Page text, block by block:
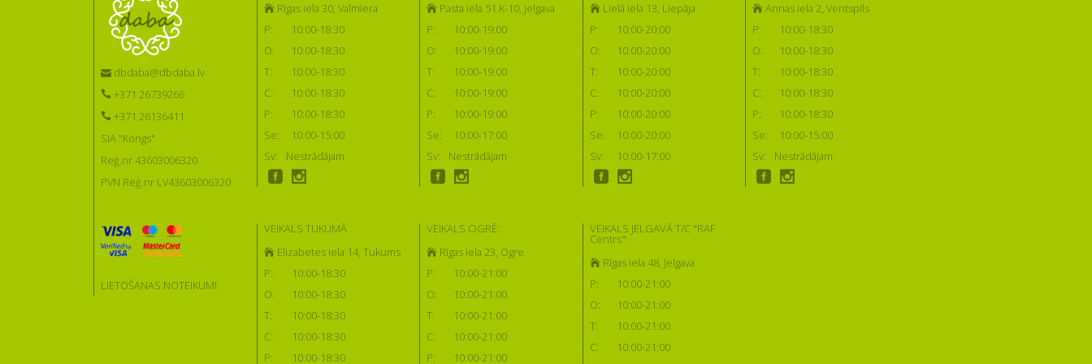
dbdaba@dbdaba.lv
+371 26739266
+371 26136411
SIA "Kongs"
Reģ.nr 43603006320
PVN Reģ.nr LV43603006320
LIETOŠANAS NOTEIKUMI
Rīgas iela 30, Valmiera
P:
10:00-18:30
O:
10:00-18:30
T:
10:00-18:30
C:
10:00-18:30
P:
10:00-18:30
Se:
10:00-15:00
Sv:
Nestrādājam
Pasta iela 51 K-10, Jelgava
P:
10:00-19:00
O:
10:00-19:00
T:
10:00-19:00
C:
10:00-19:00
P:
10:00-19:00
Se:
10:00-17:00
Sv:
Nestrādājam
Lielā iela 13, Liepāja
P:
10:00-20:00
O:
10:00-20:00
T:
10:00-20:00
C:
10:00-20:00
P:
10:00-20:00
Se:
10:00-20:00
Sv:
10:00-17:00
Annas iela 2, Ventspils
P:
10:00-18:30
O:
10:00-18:30
T:
10:00-18:30
C:
10:00-18:30
P:
10:00-18:30
Se:
10:00-15:00
Sv:
Nestrādājam
VEIKALS TUKUMĀ
Elizabetes iela 14, Tukums
P:
10:00-18:30
O:
10:00-18:30
T:
10:00-18:30
C:
10:00-18:30
P:
10:00-18:30
VEIKALS OGRĒ:
Rīgas iela 23, Ogre
P:
10:00-21:00
O:
10:00-21:00
T:
10:00-21:00
C:
10:00-21:00
P:
10:00-21:00
VEIKALS JELGAVĀ T/C "RAF
Centrs":
Rīgas iela 48, Jelgava
P:
10:00-21:00
O:
10:00-21:00
T:
10:00-21:00
C:
10:00-21:00